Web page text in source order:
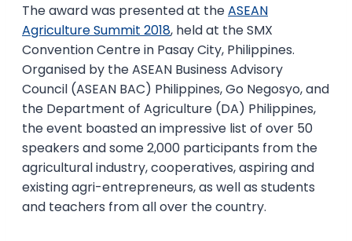
The award was presented at theASEAN
Agriculture Summit 2018, held at the SMX
Convention Centre in Pasay City, Philippines.
Organised by the ASEAN Business Advisory
Council (ASEAN BAC) Philippines, Go Negosyo, and
the Department of Agriculture (DA) Philippines,
the event boasted an impressive list of over 50
speakers and some 2,000 participants from the
agricultural industry, cooperatives, aspiring and
existing agri-entrepreneurs, as well as students
and teachers from all over the country.